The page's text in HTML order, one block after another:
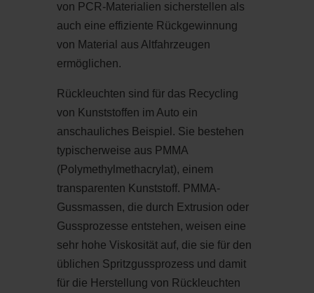
von PCR-Materialien sicherstellen als
auch eine effiziente Rückgewinnung
von Material aus Altfahrzeugen
ermöglichen.
Rückleuchten sind für das Recycling
von Kunststoffen im Auto ein
anschauliches Beispiel. Sie bestehen
typischerweise aus PMMA
(Polymethylmethacrylat), einem
transparenten Kunststoff. PMMA-
Gussmassen, die durch Extrusion oder
Gussprozesse entstehen, weisen eine
sehr hohe Viskosität auf, die sie für den
üblichen Spritzgussprozess und damit
für die Herstellung von Rückleuchten